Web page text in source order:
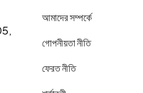
আমাদের সম্পর্কে
গোপনীয়তা নীতি
ফেরত নীতি